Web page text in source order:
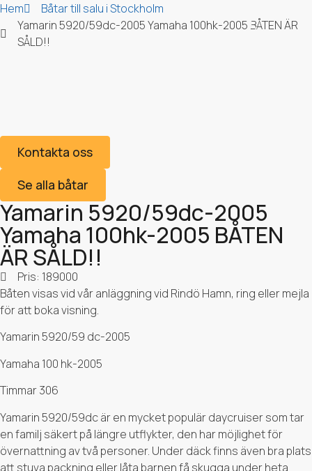
Hem
Båtar till salu i Stockholm
Yamarin 5920/59dc-2005 Yamaha 100hk-2005 BÅTEN ÄR
SÅLD!!
Kontakta oss
Se alla båtar
Yamarin 5920/59dc-2005
Yamaha 100hk-2005 BÅTEN
ÄR SÅLD!!
Pris: 189000
Båten visas vid vår anläggning vid Rindö Hamn, ring eller mejla
för att boka visning.
Yamarin 5920/59 dc-2005
Yamaha 100 hk-2005
Timmar 306
Yamarin 5920/59dc är en mycket populär daycruiser som tar
en familj säkert på längre utflykter, den har möjlighet för
övernattning av två personer. Under däck finns även bra plats
att stuva packning eller låta barnen få skugga under heta